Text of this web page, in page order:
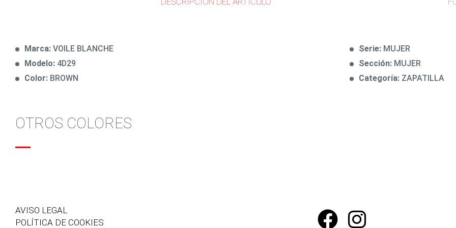
Marca: VOILE BLANCHE
Modelo: 4D29
Color: BROWN
Serie: MUJER
Sección: MUJER
Categoría: ZAPATILLA
OTROS COLORES
AVISO LEGAL
POLÍTICA DE COOKIES